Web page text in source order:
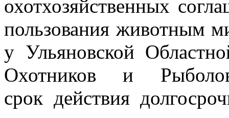
охотхозяйственных
пользования животным
у Ульяновской
Охотников и
срок действия